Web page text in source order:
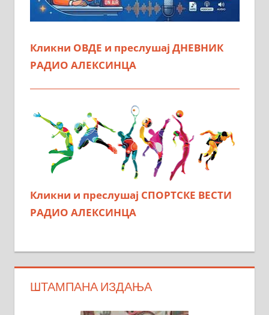
Кликни ОВДЕ и преслушај ДНЕВНИК
РАДИО АЛЕКСИНЦА
Кликни и преслушај СПОРТСКЕ ВЕСТИ
РАДИО АЛЕКСИНЦА
ШТАМПАНА ИЗДАЊА